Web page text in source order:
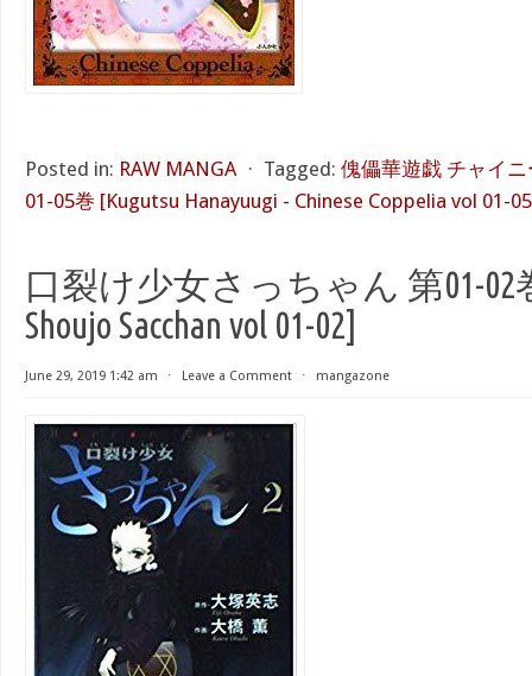
Posted in: RAW MANGA ⋅ Tagged: 傀儡華遊戯 チャイ
01-05巻 [Kugutsu Hanayuugi - Chinese Coppelia vol 01-
口裂け少女さっちゃん 第01-02
Shoujo Sacchan vol 01-02]
June 29, 2019 1:42 am ⋅ Leave a Comment ⋅ mangazone